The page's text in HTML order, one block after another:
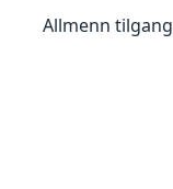
Allmenn tilgang